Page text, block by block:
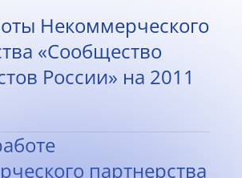
Некоммерческого
«Сообщество
России» на 2011
партнерства